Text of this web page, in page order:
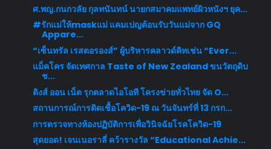
ศ.พญ.กนกวลัย กุลทนันทน์ นายกสมาคมแพทย์ผิวหนังฯ ยุค...
#รักแม่ให้maskแม่ แคมเปญต้อนรับวันแม่จาก GQ
Appare...
“เซ็นทรัล เรสตอรองส์” ผู้บริหารคลาวด์คิทเช่น “Ever...
แม็คโคร จัดเทศกาล Taste of New Zealand ขนวัตถุดิบ
ช...
ติงส์ ออน เน็ต รุกตลาดไอโอที โครงข่ายทั่วไทย จัด O...
สถานการณ์การติดเชื้อโควิด-19 ณ วันจันทร์ที่ 13 กรก...
การตรวจทางห้องปฏิบัติการเพื่อวินิจฉัยโรคโควิด-19
สุดยอด! เจนเนอราลี่ คว้ารางวัล “Educational Achie...